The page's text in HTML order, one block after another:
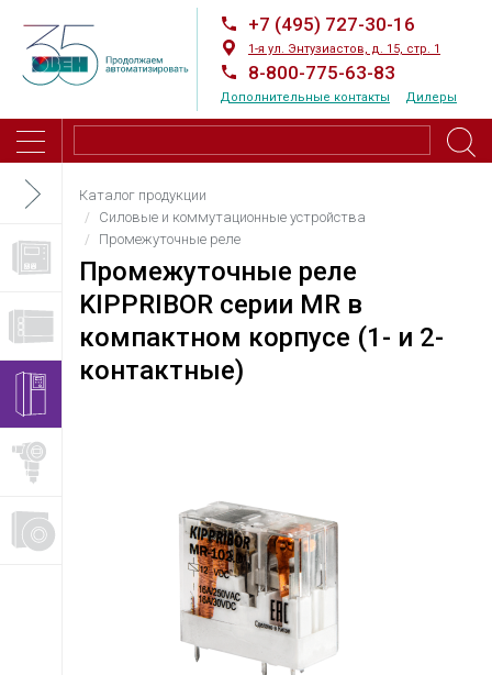
+7 (495) 727-30-16
1-я ул. Энтузиастов, д. 15, стр. 1
8-800-775-63-83
Дополнительные контакты Дилеры
Каталог продукции
Силовые и коммутационные устройства
Промежуточные реле
Промежуточные реле
KIPPRIBOR серии MR в
компактном корпусе (1- и 2-
контактные)